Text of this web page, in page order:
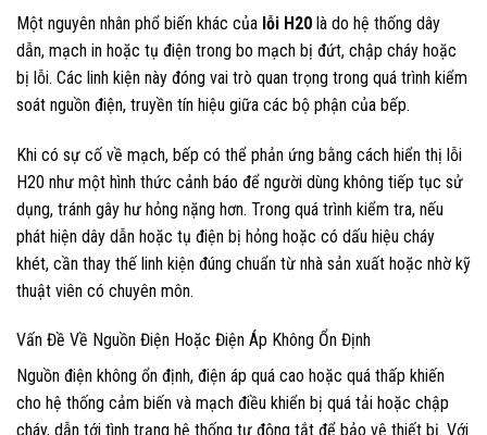
Một nguyên nhân phổ biến khác của lỗi H20 là do hệ thống dây
dẫn, mạch in hoặc tụ điện trong bo mạch bị đứt, chập cháy hoặc
bị lỗi. Các linh kiện này đóng vai trò quan trọng trong quá trình kiểm
soát nguồn điện, truyền tín hiệu giữa các bộ phận của bếp.
Khi có sự cố về mạch, bếp có thể phản ứng bằng cách hiển thị lỗi
H20 như một hình thức cảnh báo để người dùng không tiếp tục sử
dụng, tránh gây hư hỏng nặng hơn. Trong quá trình kiểm tra, nếu
phát hiện dây dẫn hoặc tụ điện bị hỏng hoặc có dấu hiệu cháy
khét, cần thay thế linh kiện đúng chuẩn từ nhà sản xuất hoặc nhờ kỹ
thuật viên có chuyên môn.
Vấn Đề Về Nguồn Điện Hoặc Điện Áp Không Ổn Định
Nguồn điện không ổn định, điện áp quá cao hoặc quá thấp khiến
cho hệ thống cảm biến và mạch điều khiển bị quá tải hoặc chập
cháy, dẫn tới tình trạng hệ thống tự động tắt để bảo vệ thiết bị. Với